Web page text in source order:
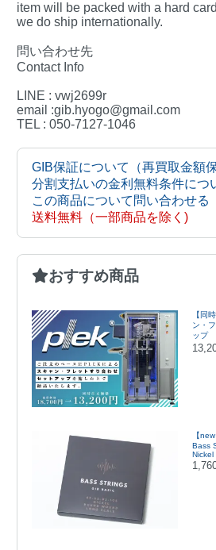
item will be packed with a hard
we do ship internationally.
問い合わせ先
Contact Info
LINE : vwj2699r
email :gib.hyogo@gmail.com
TEL : 050-7127-1046
GIB保証について（再買取金額
分割支払いの金利無料条件につ
この商品について問い合わせる
送料無料（一部商品を除く)
おすすめ商品
【同
ン・
ップ
【
Bass